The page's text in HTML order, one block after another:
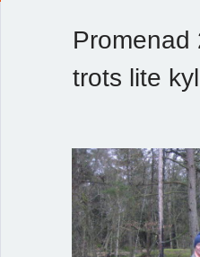
Promenad
trots lite